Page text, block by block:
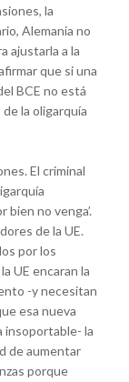
la
Alemania no
ajustarla a la
que si una
BCE no está
la oligarquía
El criminal
bien no venga’.
de la UE.
por los
UE encaran la
-y necesitan
esa nueva
insoportable- la
de aumentar
porque